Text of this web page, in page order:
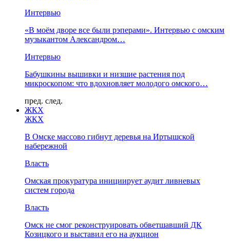
Интервью
«В моём дворе все были рэперами». Интервью с омским
музыкантом Александром…
Интервью
Бабушкины вышивки и низшие растения под
микроскопом: что вдохновляет молодого омского…
пред. след.
ЖКХ
ЖКХ
В Омске массово гибнут деревья на Иртышской
набережной
Власть
Омская прокуратура инициирует аудит ливневых
систем города
Власть
Омск не смог реконструировать обветшавший ДК
Козицкого и выставил его на аукцион